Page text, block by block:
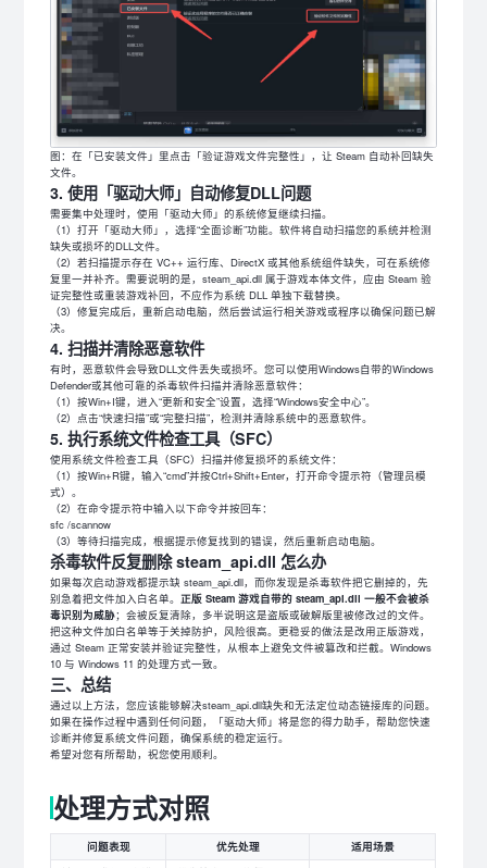
图：在「已安装文件」里点击「验证游戏文件完整性」，让 Steam 自动补回缺失
文件。
3. 使用「驱动大师」自动修复DLL问题
需要集中处理时，使用「驱动大师」的系统修复继续扫描。
（1）打开「驱动大师」，选择“全面诊断”功能。软件将自动扫描您的系统并检测
缺失或损坏的DLL文件。
（2）若扫描提示存在 VC++ 运行库、DirectX 或其他系统组件缺失，可在系统修
复里一并补齐。需要说明的是，steam_api.dll 属于游戏本体文件，应由 Steam 验
证完整性或重装游戏补回，不应作为系统 DLL 单独下载替换。
（3）修复完成后，重新启动电脑，然后尝试运行相关游戏或程序以确保问题已解
决。
4. 扫描并清除恶意软件
有时，恶意软件会导致DLL文件丢失或损坏。您可以使用Windows自带的Windows
Defender或其他可靠的杀毒软件扫描并清除恶意软件：
（1）按Win+I键，进入“更新和安全”设置，选择“Windows安全中心”。
（2）点击“快速扫描”或“完整扫描”，检测并清除系统中的恶意软件。
5. 执行系统文件检查工具（SFC）
使用系统文件检查工具（SFC）扫描并修复损坏的系统文件：
（1）按Win+R键，输入“cmd”并按Ctrl+Shift+Enter，打开命令提示符（管理员模
式）。
（2）在命令提示符中输入以下命令并按回车：
sfc /scannow
（3）等待扫描完成，根据提示修复找到的错误，然后重新启动电脑。
杀毒软件反复删除 steam_api.dll 怎么办
如果每次启动游戏都提示缺 steam_api.dll，而你发现是杀毒软件把它删掉的，先
别急着把文件加入白名单。正版 Steam 游戏自带的 steam_api.dll 一般不会被杀
毒识别为威胁；会被反复清除，多半说明这是盗版或破解版里被修改过的文件。
把这种文件加白名单等于关掉防护，风险很高。更稳妥的做法是改用正版游戏，
通过 Steam 正常安装并验证完整性，从根本上避免文件被篡改和拦截。Windows
10 与 Windows 11 的处理方式一致。
三、总结
通过以上方法，您应该能够解决steam_api.dll缺失和无法定位动态链接库的问题。
如果在操作过程中遇到任何问题，「驱动大师」将是您的得力助手，帮助您快速
诊断并修复系统文件问题，确保系统的稳定运行。
希望对您有所帮助，祝您使用顺利。
处理方式对照
问题表现 优先处理
适用场景